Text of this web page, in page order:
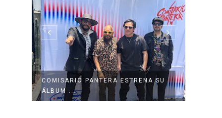
COMISARIO PANTERA ESTRENA SU
ÁLBUM ...